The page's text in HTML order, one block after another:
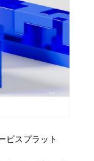
ビスプラット